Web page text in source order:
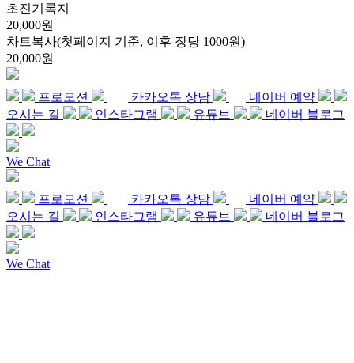
초진기록지
20,000원
차트복사(첫페이지 기준, 이후 장당 1000원)
20,000원
프로모션 카카오톡 상담
네이버 예약
오시는 길
인스타그램 유튜브 네이버 블로그
We Chat
프로모션 카카오톡 상담
네이버 예약
오시는 길
인스타그램 유튜브 네이버 블로그
We Chat